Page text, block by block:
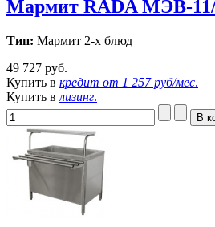
Мармит RADA МЭВ-
Тип: Мармит 2-х блюд
49 727 руб.
Купить в кредит от 1 257 руб/мес.
Купить в лизинг.